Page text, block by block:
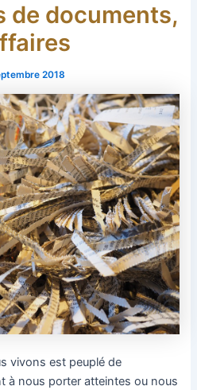
de documents,
2018
vivons est peuplé de
à nous porter atteintes ou nous